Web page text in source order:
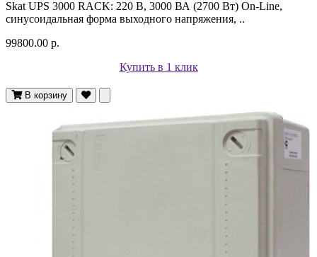
Skat UPS 3000 RACK: 220 В, 3000 ВА (2700 Вт) On-Line,
синусоидальная форма выходного напряжения, ..
99800.00 р.
Купить в 1 клик
В корзину